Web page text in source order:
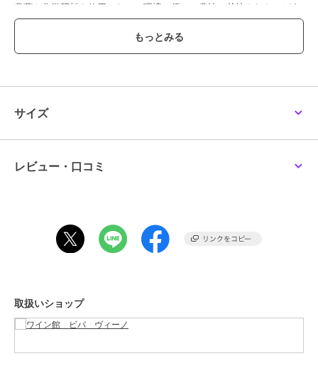
農薬や化学肥料を使用しない、環境に優しい農法で栽培されたぶどう
から造られたオーガニックワインで、ぶどう本来の風味が引き立ちま
赤・白ワインとスパークリングワインの組み合わせです。※酸化防止
ブランド
**
サイズ
レビュー・口コミ
取扱いショップ